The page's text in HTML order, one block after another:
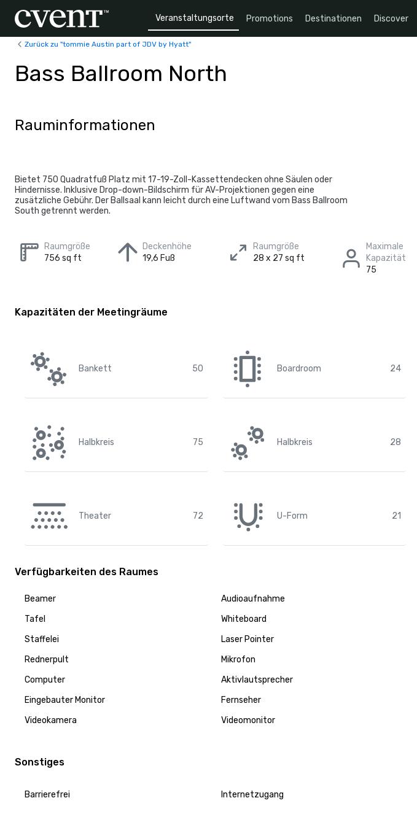
Veranstaltungsorte Promotions Destinationen Discover
Zurück zu "tommie Austin part of JDV by Hyatt"
Bass Ballroom North
Rauminformationen
Bietet 750 Quadratfuß Platz mit 17-19-Zoll-Kassettendecken ohne Säulen oder
Hindernisse. Inklusive Drop-down-Bildschirm für AV-Projektionen gegen eine
zusätzliche Gebühr. Der Ballsaal kann leicht durch eine Luftwand vom Bass Ballroom
South getrennt werden.
Raumgröße
756 sq ft
Deckenhöhe
19,6 Fuß
Raumgröße
28 x 27 sq ft
Maximale
Kapazität
75
Kapazitäten der Meetingräume
Bankett 50 Boardroom 24
Halbkreis 75 Halbkreis 28
Theater 72 U-Form 21
Verfügbarkeiten des Raumes
Beamer Audioaufnahme
Tafel
Whiteboard
Staffelei
Laser Pointer
Rednerpult
Mikrofon
Computer
Aktivlautsprecher
Eingebauter Monitor
Fernseher
Videokamera
Videomonitor
Sonstiges
Barrierefrei Internetzugang